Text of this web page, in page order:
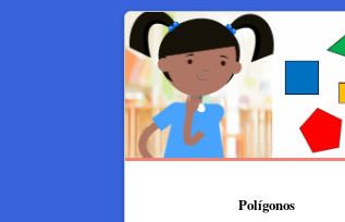
Polígonos​